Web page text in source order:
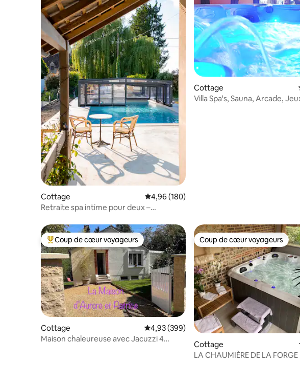
Cottage Évaluation moyenne sur la base de 180
4,96 (180)
Retraite spa intime pour deux –
Cottage
Villa Spa's, Sauna, Arcade,
Coups de cœur voyageurs les plus appréciés
Coup de cœur voyageurs
Cottage Évaluation moyenne sur la base de 399
4,93 (399)
Maison chaleureuse avec Jacuzzi 4
Coup de cœur voyageurs
Coup de cœur voyageurs
Cottage
LA CHAUMIÈRE DE LA FORGE